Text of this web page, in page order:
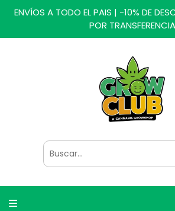
ENVÍOS A TODO EL PAIS | -10% DE
POR TRANSFERENCIA